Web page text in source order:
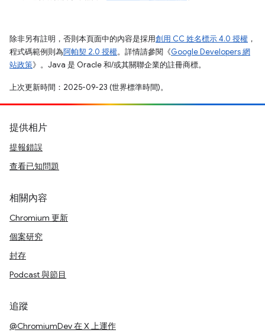
除非另有註明，否則本頁面中的內容是採用創用 CC 姓名標示 4.0 授權 ，
程式碼範例則為阿帕契 2.0 授權。詳情請參閱《Google Developers 網
站政策》。Java 是 Oracle 和/或其關聯企業的註冊商標。
上次更新時間：2025-09-23 (世界標準時間)。
提供相片
提報錯誤
查看已知問題
相關內容
Chromium 更新
個案研究
封存
Podcast 與節目
追蹤
@ChromiumDev 在 X 上運作